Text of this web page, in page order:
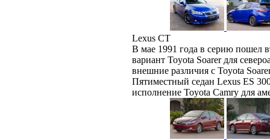
Lexus CT
В мае 1991 года в серию пошел
вариант Toyota Soarer для
внешние различия с Toyota
Пятиместный седан Lexus ES
исполнение Toyota Camry для